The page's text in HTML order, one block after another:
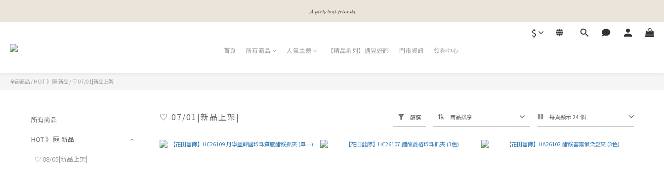
𝓐 𝓰𝓲𝓻𝓵𝓼 𝓫𝓮𝓼𝓽 𝓯𝓻𝓲𝓮𝓷𝓭𝓼
𝓐 𝓰𝓲𝓻𝓵𝓼 𝓫𝓮𝓼𝓽 𝓯𝓻𝓲𝓮𝓷𝓭𝓼
𝓐 𝓰𝓲𝓻𝓵𝓼 𝓫𝓮𝓼𝓽 𝓯𝓻𝓲𝓮𝓷𝓭𝓼
$
首頁 所有商品 人氣主題 【精品系列】遇見好飾 門市資訊 領券中心
全部商品 / HOT 》 🆕 新品 / ♡ 07/01|新品上架|
所有商品
HOT 》 🆕 新品
♡ 08/05|新品上架|
♡ 07/01|新品上架| 篩選 商品排序 每頁顯示 24 個